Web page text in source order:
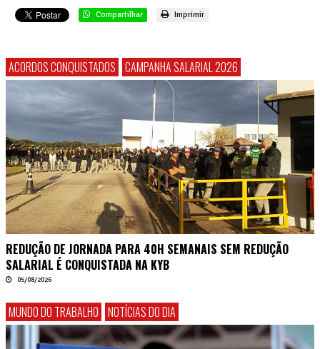
Compartilhar Imprimir
ACORDOS CONQUISTADOS CAMPANHA SALARIAL 2026
REDUÇÃO DE JORNADA PARA 40H SEMANAIS SEM REDUÇÃO
SALARIAL É CONQUISTADA NA KYB
05/08/2026
MUNDO DO TRABALHO NOTÍCIAS DO DIA